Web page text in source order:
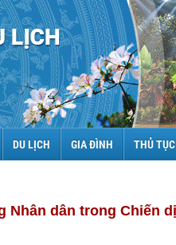
DU LỊCH GIA ĐÌNH THỦ
Nhân dân trong Chiến